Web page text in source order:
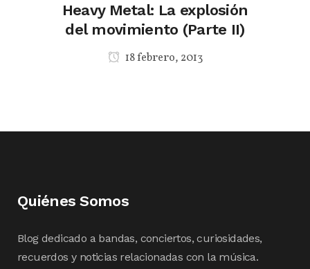
Heavy Metal: La explosión
del movimiento (Parte II)
18 febrero, 2013
Quiénes Somos
Blog dedicado a bandas, conciertos, curiosidades,
recuerdos y noticias relacionadas con la música.